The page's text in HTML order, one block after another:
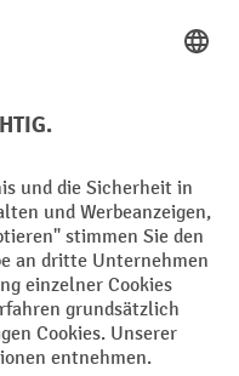
Abläufe
im
Gefahrstofflagerung
sicher